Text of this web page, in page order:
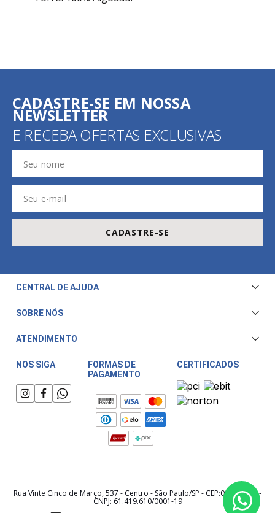
CADASTRE-SE EM NOSSA
NEWSLETTER
E RECEBA OFERTAS EXCLUSIVAS
CADASTRE-SE
CENTRAL DE AJUDA
Central de Atendimento
Trocas e Devoluções
Fale Conosco
Meu Cashback
SOBRE NÓS
ATENDIMENTO
Horário de atendimento:
Segunda a Sexta das 08:00 às 17:30
Sábado das 08:00 às 15:00
NOS SIGA
FORMAS DE
PAGAMENTO
CERTIFICADOS
Rua Vinte Cinco de Março, 537 - Centro - São Paulo/SP - CEP:01021-000 -
CNPJ: 61.419.610/0001-19